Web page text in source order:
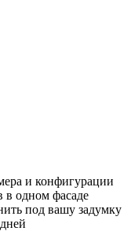
и конфигурации
в одном фасаде
под вашу задумку